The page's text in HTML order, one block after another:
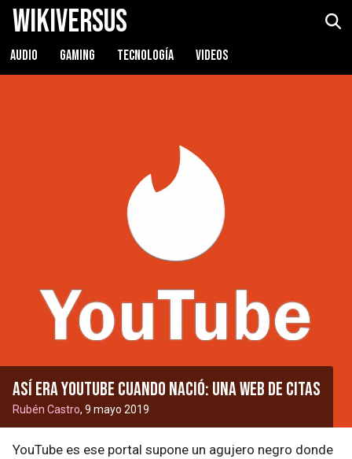
WikiVersus
AUDIO GAMING TECNOLOGÍA VIDEOS
Así era YouTube cuando nació: una web de citas
Rubén Castro, 9 mayo 2019
YouTube es ese portal supone un agujero negro donde